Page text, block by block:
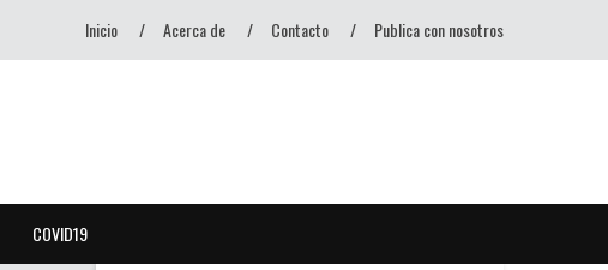
Inicio Acerca de Contacto Publica con nosotros
COVID19